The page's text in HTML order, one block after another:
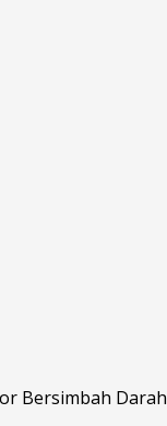
Bersimbah